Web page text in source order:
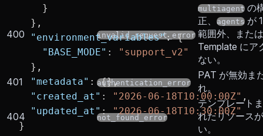
    }
  },
  "environment_variables"
: {
    "BASE_MODE"
:
"support_v2"
  },
  "metadata"
: {},
  "created_at"
: "2026-06-18T10:00:00Z" ,
  "updated_at"
: "2026-06-18T10:30:00Z"
}
400 invalid_request_error
multiagent の
正、
agents が
範囲外、また
Template にア
ない。
401
authentication_error
PAT が無効ま
れ。
404 not_found_error
テンプレート
れたリソース
い。